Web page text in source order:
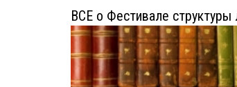
ВСЕ о Фестивале